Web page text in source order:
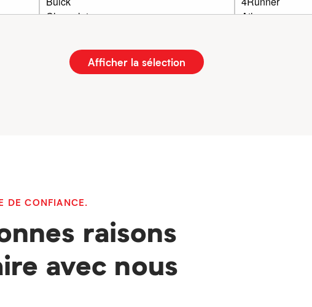
Afficher la sélection
DE CONFIANCE.
raisons
avec nous